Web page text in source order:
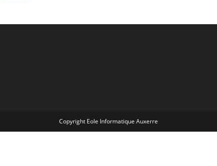
Copyright Eole Informatique Auxerre